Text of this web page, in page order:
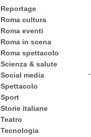
Reportage
Roma cultura
Roma eventi
Roma in scena
Roma spettacolo
Scienza & salute
Social media
Spettacolo
Sport
Storie italiane
Teatro
Tecnologia